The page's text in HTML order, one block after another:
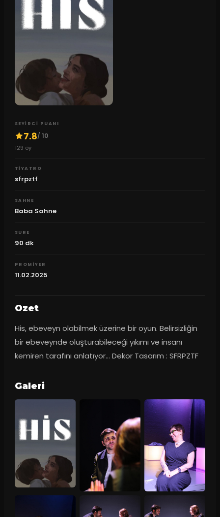
SEYIRCI PUANI
7.8/ 10
129 oy
TIYATRO
sfrpztf
SAHNE
Baba Sahne
SURE
90 dk
PROMIYER
11.02.2025
Ozet
His, ebeveyn olabilmek üzerine bir oyun. Belirsizliğin
bir ebeveynde oluşturabileceği yıkımı ve insanı
kemiren tarafını anlatıyor… Dekor Tasarım : SFRPZTF
Galeri